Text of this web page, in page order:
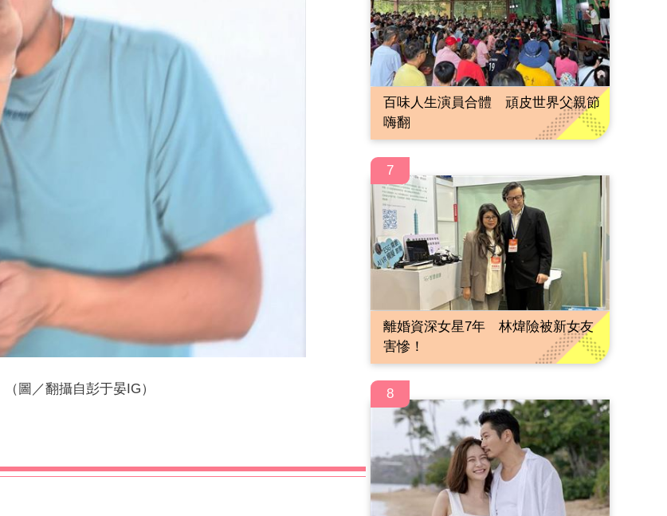
圖／翻攝自彭于晏IG）
百味人生演員合體 頑皮世界父親節
嗨翻
7
離婚資深女星7年 林煒險被新女友
害慘！
8